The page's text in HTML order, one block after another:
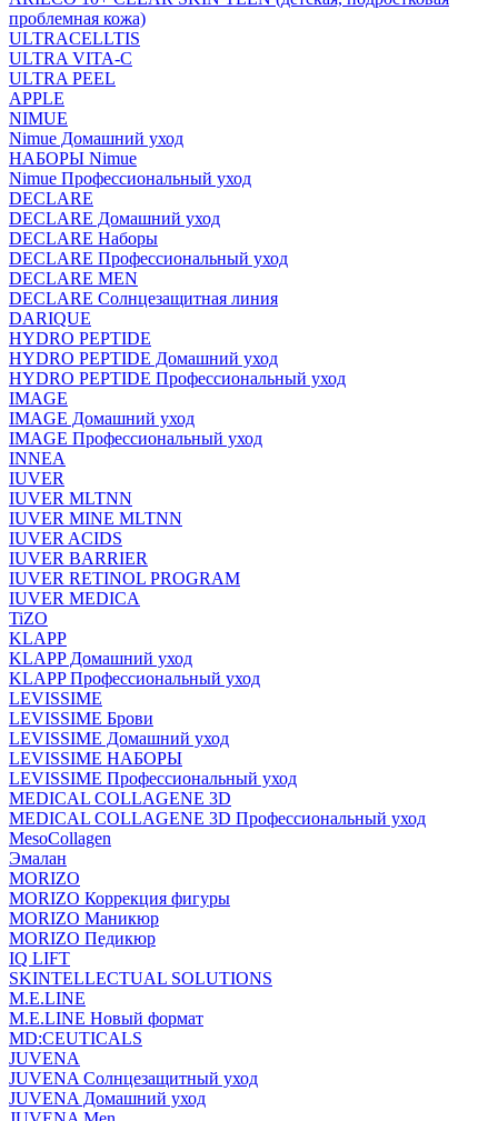
проблемная кожа)
ULTRACELLTIS
ULTRA VITA-C
ULTRA PEEL
APPLE
NIMUE
Nimue Домашний уход
НАБОРЫ Nimue
Nimue Профессиональный уход
DECLARE
DECLARE Домашний уход
DECLARE Наборы
DECLARE Профессиональный уход
DECLARE MEN
DECLARE Солнцезащитная линия
DARIQUE
HYDRO PEPTIDE
HYDRO PEPTIDE Домашний уход
HYDRO PEPTIDE Профессиональный уход
IMAGE
IMAGE Домашний уход
IMAGE Профессиональный уход
INNEA
IUVER
IUVER MLTNN
IUVER MINE MLTNN
IUVER ACIDS
IUVER BARRIER
IUVER RETINOL PROGRAM
IUVER MEDICA
TiZO
KLAPP
KLAPP Домашний уход
KLAPP Профессиональный уход
LEVISSIME
LEVISSIME Брови
LEVISSIME Домашний уход
LEVISSIME НАБОРЫ
LEVISSIME Профессиональный уход
MEDICAL COLLAGENE 3D
MEDICAL COLLAGENE 3D Профессиональный уход
MesoCollagen
Эмалан
MORIZO
MORIZO Коррекция фигуры
MORIZO Маникюр
MORIZO Педикюр
IQ LIFT
SKINTELLECTUAL SOLUTIONS
M.E.LINE
M.E.LINE Новый формат
MD:CEUTICALS
JUVENA
JUVENA Солнцезащитный уход
JUVENA Домашний уход